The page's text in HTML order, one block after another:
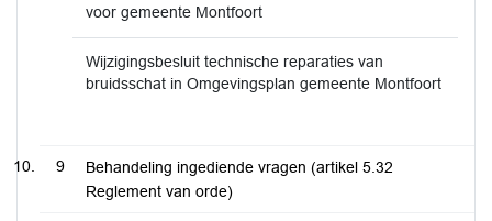
voor gemeente Montfoort
Wijzigingsbesluit technische reparaties van
bruidsschat in Omgevingsplan gemeente Montfoort
9
Behandeling ingediende vragen (artikel 5.32
Reglement van orde)